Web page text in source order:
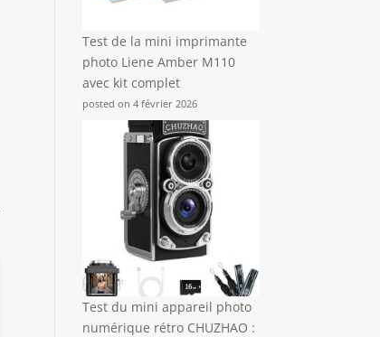
Test de la mini imprimante
photo Liene Amber M110
avec kit complet
posted on 4 février 2026
Test du mini appareil photo
numérique rétro CHUZHAO :